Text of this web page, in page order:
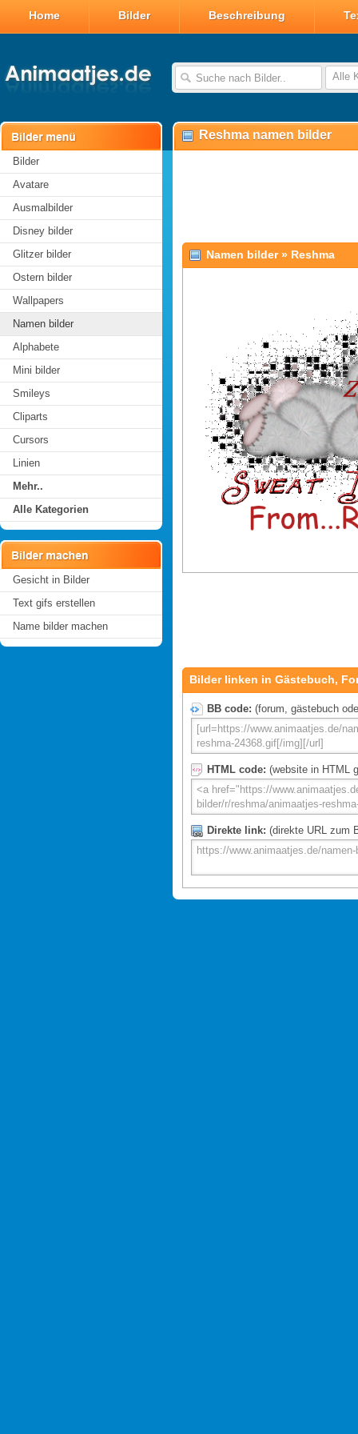
Home Bilder Beschreibung
Alle
Bilder
Avatare
Ausmalbilder
Disney bilder
Glitzer bilder
Ostern bilder
Wallpapers
Namen bilder
Alphabete
Mini bilder
Smileys
Cliparts
Cursors
Linien
Mehr..
Alle Kategorien
Gesicht in Bilder
Text gifs erstellen
Name bilder machen
Reshma namen bilder
Namen bilder» Reshma
Bilder linken in Gästebuch,
BB code: (forum, gästebuch
HTML code: (website in HTML
Direkte link: (direkte URL zum